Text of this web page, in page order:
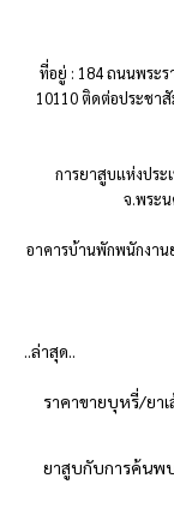
ที่อยู่ : 184 ถนนพระร
10110 ติดต่อประชา
การยาสูบแห่งประ
จ.พระน
อาคารบ้านพักพนักงาน
..ล่าสุด..
ราคาขายบุหรี่/ยา
ยาสูบกับการค้นพ